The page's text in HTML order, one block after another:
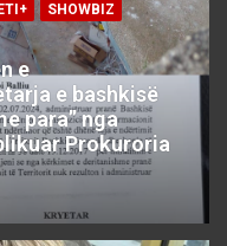
SHOWBIZ
e
e bashkisë
para” nga
Prokuroria